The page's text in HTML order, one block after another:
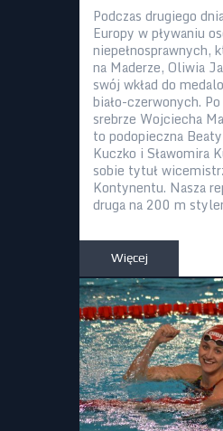
Podczas drugiego
Europy w pływaniu
niepełnosprawnych,
na Maderze, Oliwia
swój wkład do
biało-czerwonych.
srebrze Wojciecha
to podopieczna
Kuczko i Sławomira
sobie tytuł
Kontynentu. Nasza
druga na 200 m
Więcej